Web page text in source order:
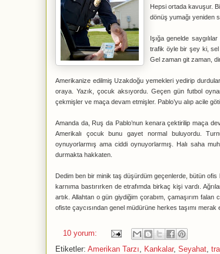
Hepsi ortada kavuşur.
dönüş yumağı yeniden
Işığa genelde
trafik öyle bir şey ki, sel
Gel zaman git zaman,
Amerikanize edilmiş Uzakdoğu yemekleri yedirip
oraya. Yazık, çocuk aksıyordu. Geçen gün futbol
çekmişler ve maça devam etmişler. Pablo’yu alıp acile
Amanda da, Ruş da Pablo’nun kenara çektirilip maça
Amerikalı çocuk bunu gayet normal buluyordu.
oynuyorlarmış ama ciddi oynuyorlarmış. Halı saha
durmakta hakkaten.
Dedim ben bir minik taş düşürdüm geçenlerde, bütün ofis
karnıma bastırırken de etrafımda birkaç kişi vardı.
artık. Allahtan o gün giydiğim çorabım, çamaşırım
ofiste çaycısından genel müdürüne herkes taşımı
10 yorum:
Etiketler: Amerikan Tarzı, Kankalar, Seyahat,